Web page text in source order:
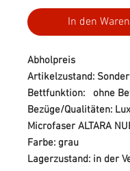
In den
Abholpreis
Artikelzustand:
Bettfunktion: ohne
Bezüge/Qualitäten:
Microfaser ALTARA
Farbe: grau
Lagerzustand: in der